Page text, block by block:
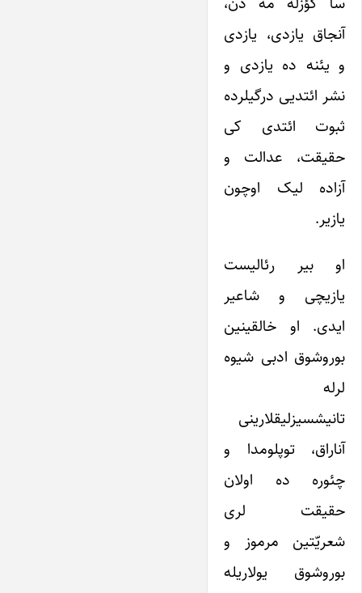
آنجاق یازدی، یازدی
و یئنه ده یازدی و
نشر ائتدیی درگیلرده
ثبوت ائتدی کی
حقیقت، عدالت و
آزاده لیک اوچون
یازیر.
او بیر رئالیست
یازیچی و شاعیر
ایدی. او خالقینین
بوروشوق ادبی شیوه
لرله
تانیشسیزلیقلارینی
آناراق، توپلومدا و
چئوره ده اولان
حقیقت لری
شعریّتین مرموز و
بوروشوق یولاریله